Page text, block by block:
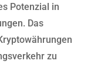
Potenzial in
Das
zu